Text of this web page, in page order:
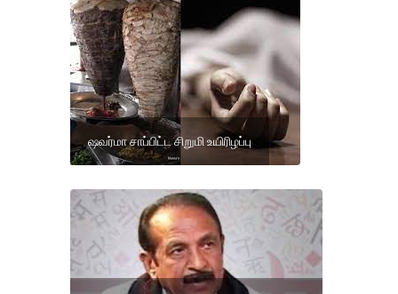
ஷவர்மா சாப்பிட்ட சிறுமி உயிரிழப்பு